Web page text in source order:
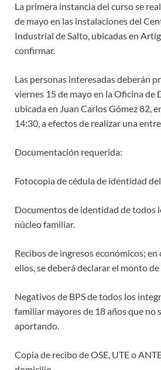
La primera instancia del curso se
de mayo en las instalaciones del
Industrial de Salto, ubicadas en
confirmar.
Las personas interesadas deberán
viernes 15 de mayo en la Oficina de
ubicada en Juan Carlos Gómez 82,
14:30, a efectos de realizar una
Documentación requerida:
Fotocopia de cédula de identidad
Documentos de identidad de todos
núcleo familiar.
Recibos de ingresos económicos;
ellos, se deberá declarar el monto
Negativos de BPS de todos los
familiar mayores de 18 años que no
aportando.
Copia de recibo de OSE, UTE o